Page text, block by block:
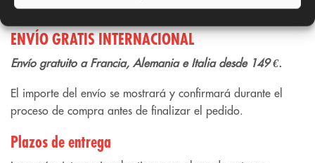
Italia:12,49 €
ENVÍO GRATIS INTERNACIONAL
Envío gratuito a Francia, Alemania e Italia desde 149 €.
El importe del envío se mostrará y confirmará durante el
proceso de compra antes de finalizar el pedido.
Plazos de entrega